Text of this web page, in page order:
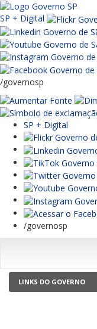
SP + Digital
/governosp
SP + Digital
/governosp